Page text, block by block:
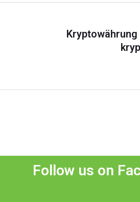
Follow us on